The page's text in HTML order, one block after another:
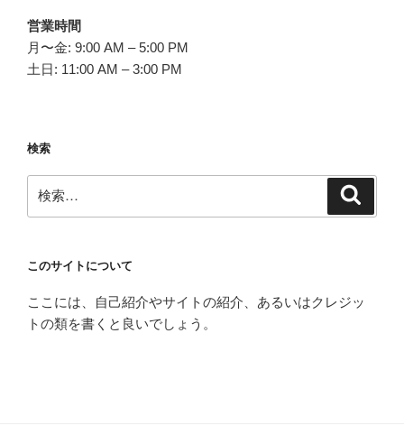
営業時間
月〜金: 9:00 AM – 5:00 PM
土日: 11:00 AM – 3:00 PM
検索
索:
このサイトについて
ここには、自己紹介やサイトの紹介、あるいはクレジッ
トの類を書くと良いでしょう。